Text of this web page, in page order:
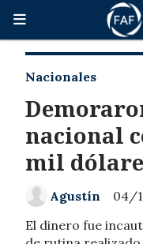
nacional
mil
El dinero fue
Nacionales
04/
Agustín